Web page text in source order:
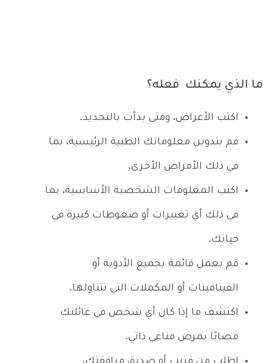
ما الذي يمكنك فعله؟
اكتب الأعراض، ومتى بدأت بالتحديد.
قم بتدوين معلوماتك الطبية الرئيسية، بما
في ذلك الأمراض الأخرى.
اكتب المعلومات الشخصية الأساسية، بما
في ذلك أي تغييرات أو ضغوطات كبيرة في
حياتك.
قم بعمل قائمة بجميع الأدوية أو
الفيتامينات أو المكملات التي تتناولها.
اكتشف ما إذا كان أي شخص في عائلتك
مصابًا بمرض مناعي ذاتي.